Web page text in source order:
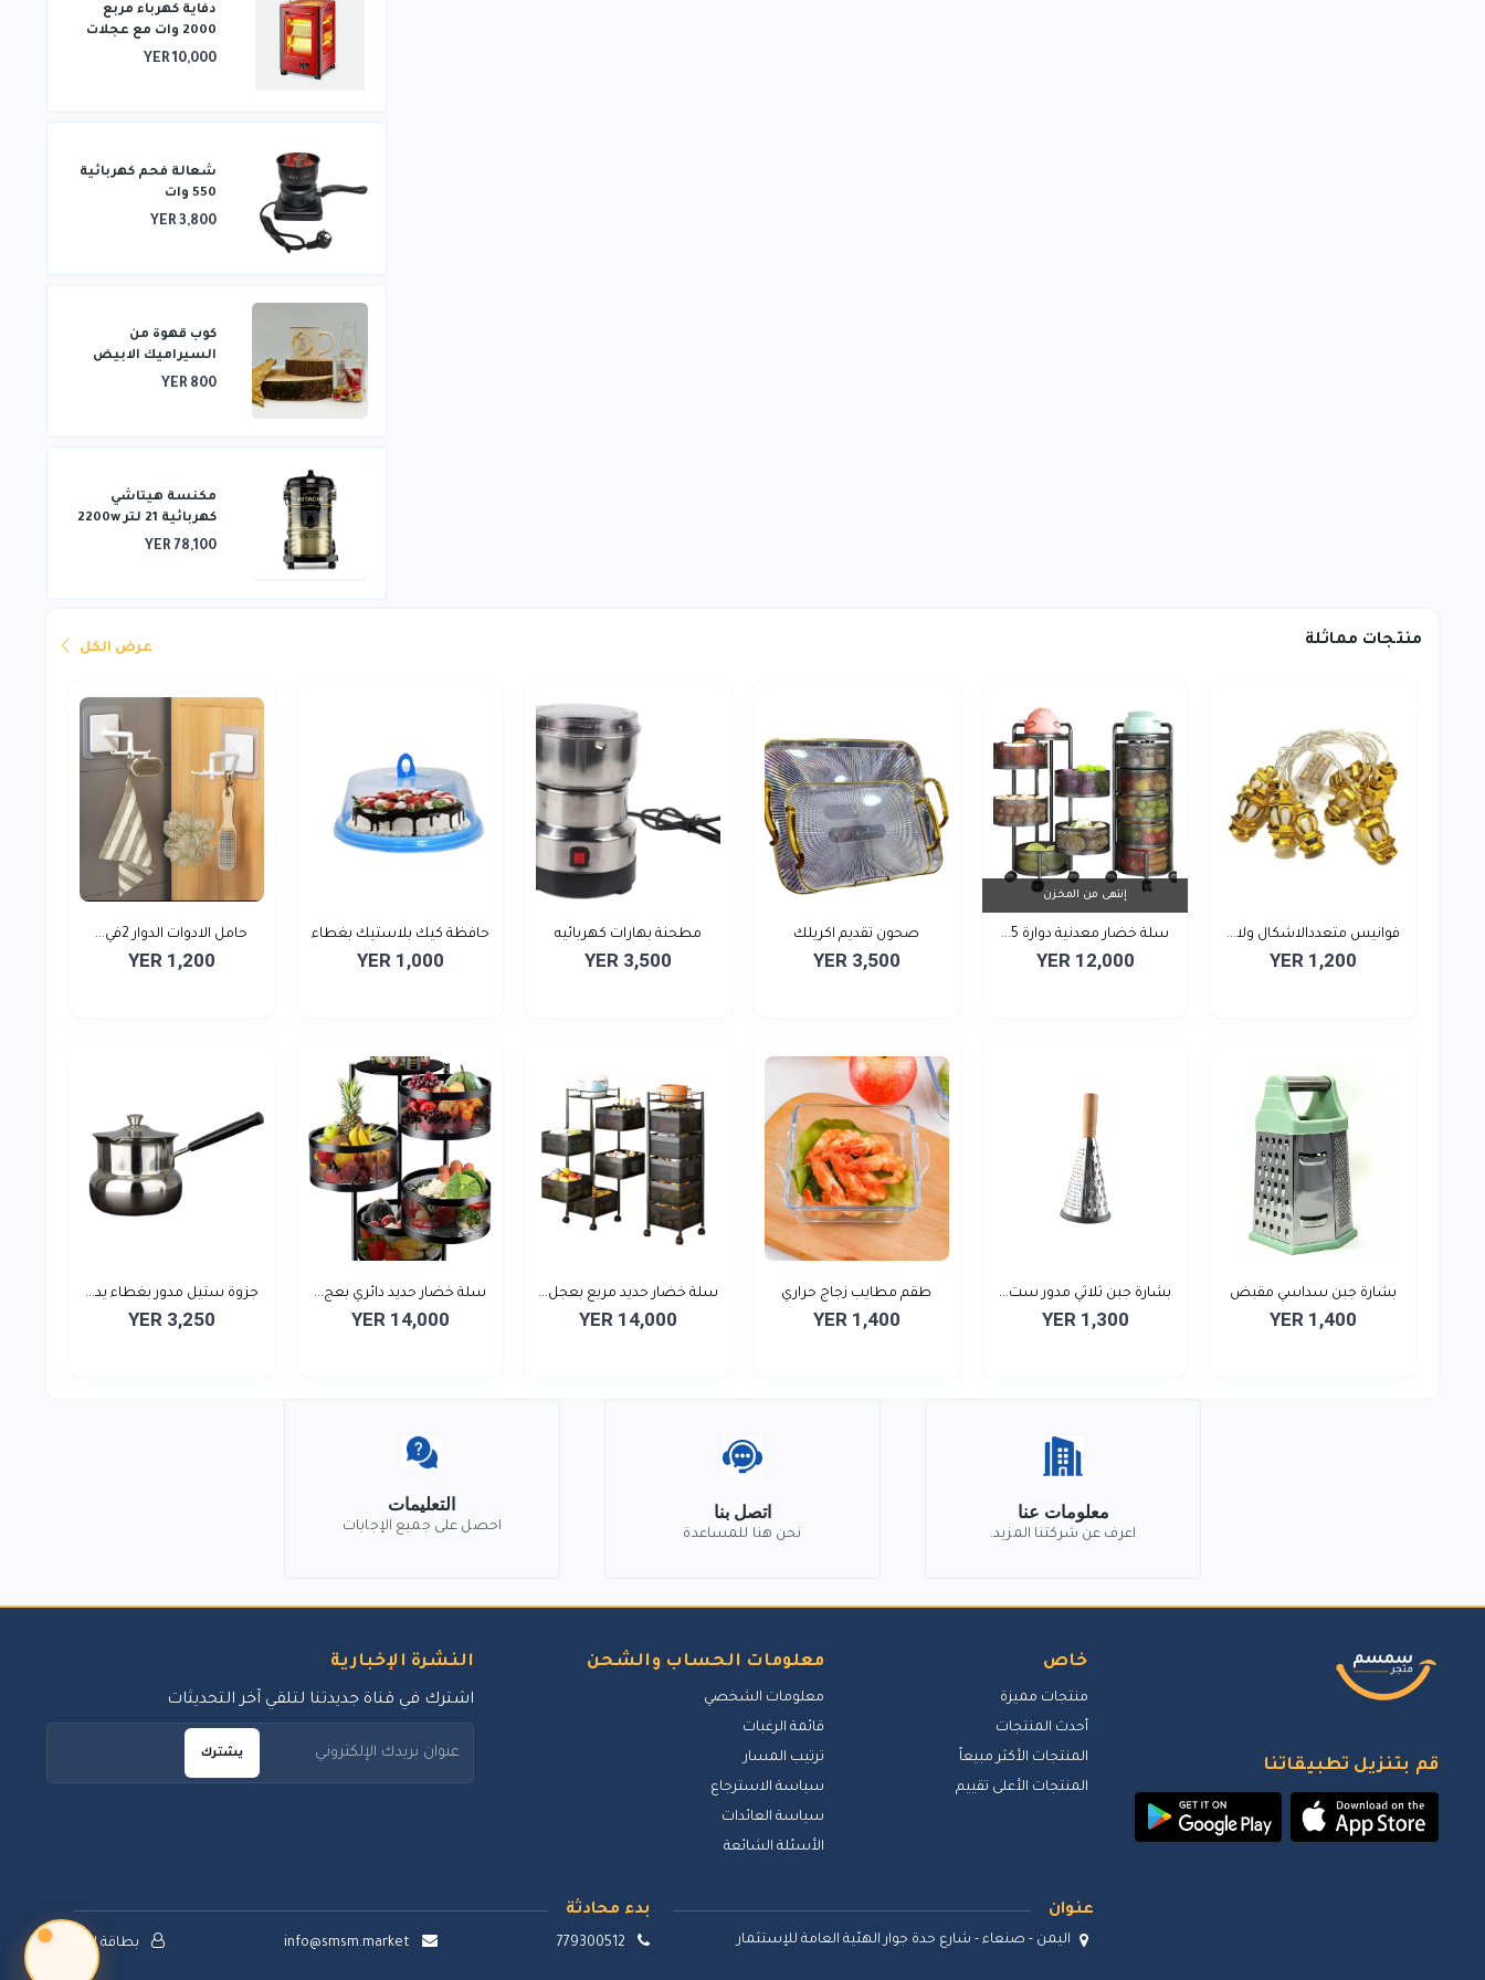
دفاية كهرباء مربع
2000 وات مع عجلات
تتميز بتدفئة من
YER 10,000
شعالة فحم كهربائية
550 وات
YER 3,800
كوب قهوة من
السيراميك الابيض
YER 800
مكنسة هيتاشي
كهربائية 21 لتر 2200w
YER 78,100
منتجات مماثلة عرض الكل
فوانيس متعددالاشكال ولا...
YER 1,200
إنتهى من المخزن
سلة خضار معدنية دوارة 5...
YER 12,000
صحون تقديم اكريلك
YER 3,500
مطحنة بهارات كهربائيه
YER 3,500
حافظة كيك بلاستيك بغطاء
YER 1,000
حامل الادوات الدوار 2في...
YER 1,200
بشارة جبن سداسي مقبض
ست...
YER 1,400
بشارة جبن ثلاثي مدور ست...
YER 1,300
طقم مطايب زجاج حراري
YER 1,400
سلة خضار حديد مربع بعجل...
YER 14,000
سلة خضار حديد دائري بعج...
YER 14,000
جزوة ستيل مدور بغطاء يد...
YER 3,250
معلومات عنا
اعرف عن شركتنا المزيد.
اتصل بنا
نحن هنا للمساعدة
التعليمات
احصل على جميع الإجابات
قم بتنزيل تطبيقاتنا
خاص
منتجات مميزة
أحدث المنتجات
المنتجات الأكثر مبيعاً
المنتجات الأعلى تقييم
معلومات الحساب والشحن
معلومات الشخصي
قائمة الرغبات
ترتيب المسار
سياسة الاسترجاع
سياسة العائدات
الأسئلة الشائعة
النشرة الإخبارية
اشترك في قناة جديدتنا لتلقي آخر التحديثات
يشترك
بدء محادثة
779300512
info@smsm.market بطاقة الدعم
عنوان
اليمن - صنعاء - شارع حدة جوار الهئية العامة للإستثمار